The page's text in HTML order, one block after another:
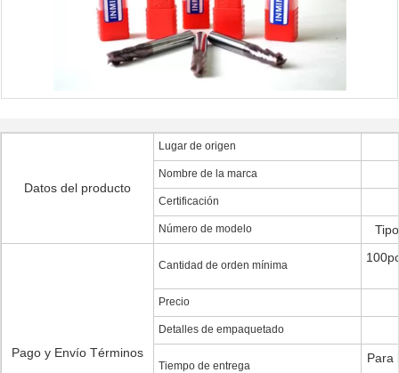
Datos del producto
Lugar de origen
Nombre de la marca
Certificación
Número de modelo
Pago y Envío Términos
Cantidad de orden mínima
Precio
Detalles de empaquetado
Tiempo de entrega
Para